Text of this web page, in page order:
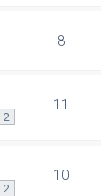
8
2
11
2
10